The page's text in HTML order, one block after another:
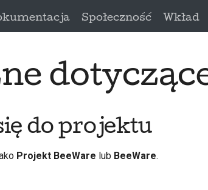
Społeczność Wkład
do projektu
Projekt BeeWare lub BeeWare.